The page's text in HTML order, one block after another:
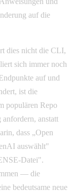
auf die
dies nicht die CLI,
sich immer noch
auf und
ist die
populären Repo
anstatt
dass „Open
auswählt"
Datei".
— die
bedeutsame neue